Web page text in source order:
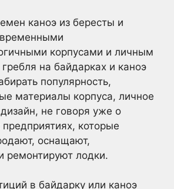
каноэ из бересты и
корпусами и личным
на байдарках и каноэ
популярность,
материалы корпуса, личное
не говоря уже о
которые
оснащают,
ремонтируют лодки.
в байдарку или каноэ